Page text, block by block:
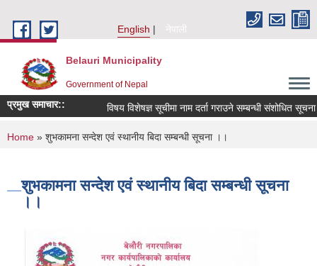
English
नेपाली
Belauri Municipality
Government of Nepal
प्रमुख समाचार:: विषय विशेषज्ञ सूचीमा नाम दर्ता गराउने सम्बन्धी संशोधित सूचना ।
You are here
Home » शुभकामना सन्देश एवं स्थानीय बिदा सम्बन्धी सूचना ।।
शुभकामना सन्देश एवं स्थानीय बिदा सम्बन्धी सूचना
।।